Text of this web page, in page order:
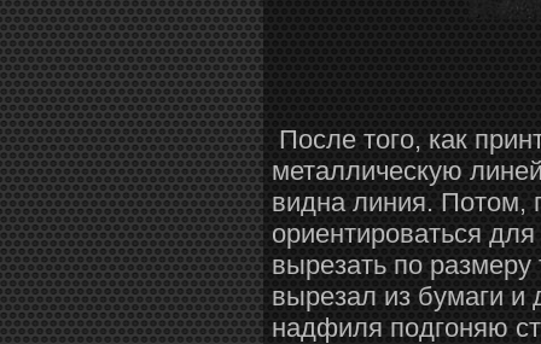
После того, как
металлическую
видна линия. Потом,
ориентироваться
вырезать по размеру
вырезал из бумаги и
надфиля подгоняю